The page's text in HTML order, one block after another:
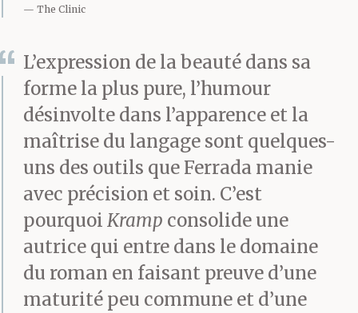
The Clinic
L’expression de la beauté dans sa
forme la plus pure, l’humour
désinvolte dans l’apparence et la
maîtrise du langage sont quelques-
uns des outils que Ferrada manie
avec précision et soin. C’est
pourquoi Kramp consolide une
autrice qui entre dans le domaine
du roman en faisant preuve d’une
maturité peu commune et d’une